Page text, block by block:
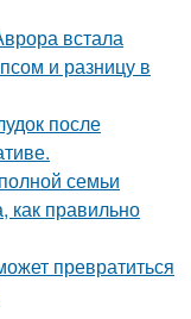
встала
и разницу в
после
семьи
правильно
превратиться